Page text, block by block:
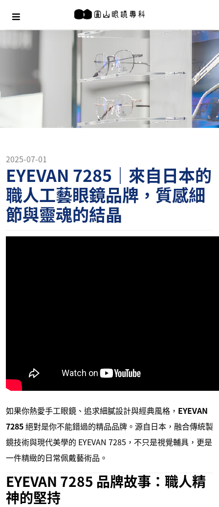
2025-07-01
EYEVAN 7285｜來自日本的
職人工藝眼鏡品牌，質感細
節與靈魂的結晶
如果你熱愛手工眼鏡、追求細膩設計與經典風格， EYEVAN
7285絕對是你不能錯過的精品品牌。源自日本，融合傳統製
鏡技術與現代美學的 EYEVAN 7285，不只是視覺輔具，更是
一件精緻的日常佩戴藝術品。
EYEVAN 7285 品牌故事：職人精
神的堅持